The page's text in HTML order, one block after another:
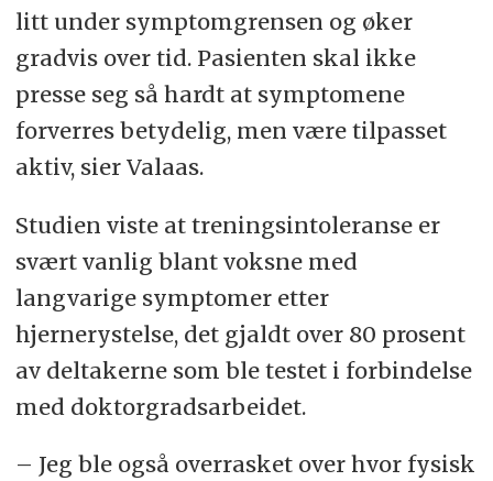
litt under symptomgrensen og øker
gradvis over tid. Pasienten skal ikke
presse seg så hardt at symptomene
forverres betydelig, men være tilpasset
aktiv, sier Valaas.
Studien viste at treningsintoleranse er
svært vanlig blant voksne med
langvarige symptomer etter
hjernerystelse, det gjaldt over 80 prosent
av deltakerne som ble testet i forbindelse
med doktorgradsarbeidet.
– Jeg ble også overrasket over hvor fysisk